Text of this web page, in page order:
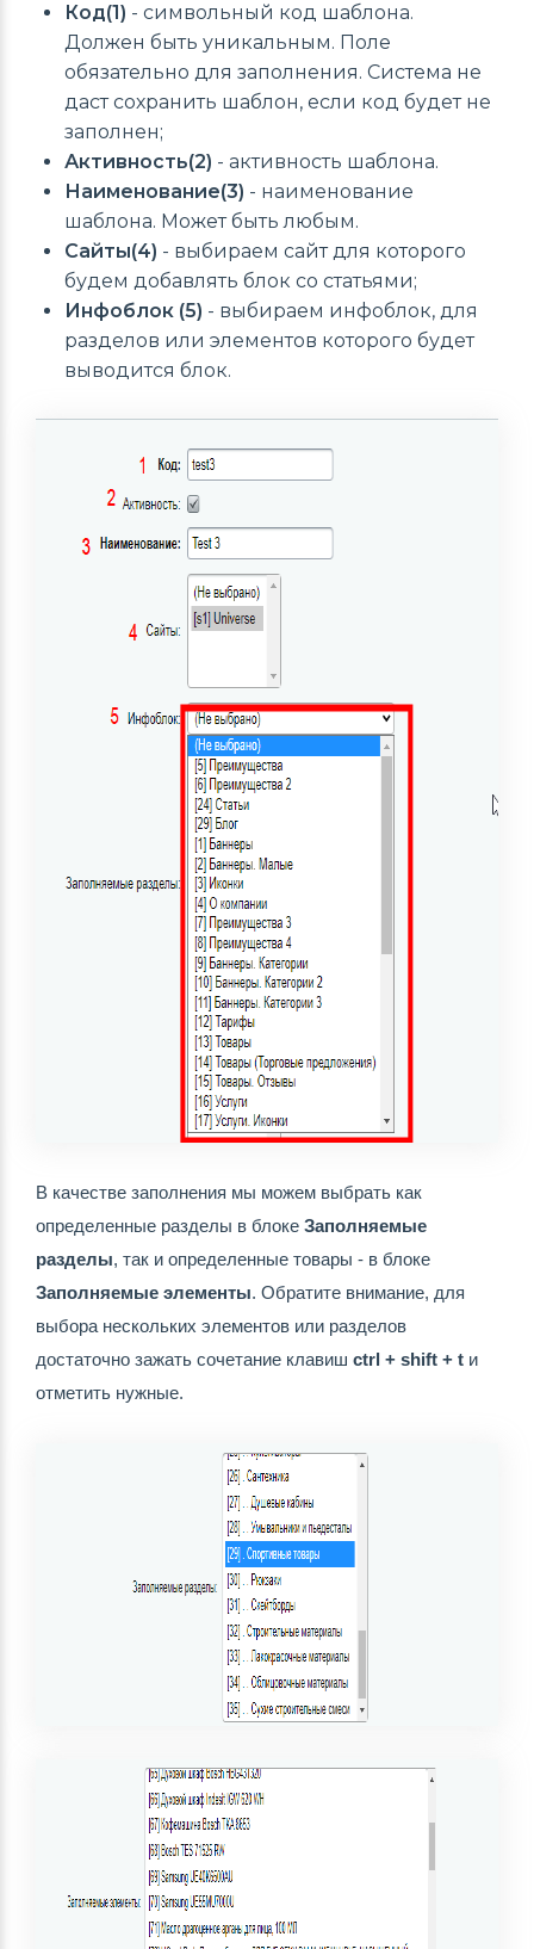
Код(1) - символьный код шаблона.
Должен быть уникальным. Поле
обязательно для заполнения. Система не
даст сохранить шаблон, если код будет не
заполнен;
Активность(2) - активность шаблона.
Наименование(3) - наименование
шаблона. Может быть любым.
Сайты(4) - выбираем сайт для которого
будем добавлять блок со статьями;
Инфоблок (5) - выбираем инфоблок, для
разделов или элементов которого будет
выводится блок.
В качестве заполнения мы можем выбрать как
определенные разделы в блоке Заполняемые
разделы
Заполняемые элементы. Обратите внимание, для
выбора нескольких элементов или разделов
достаточно зажать сочетание клавиш ctrl + shift + t и
отметить нужные.